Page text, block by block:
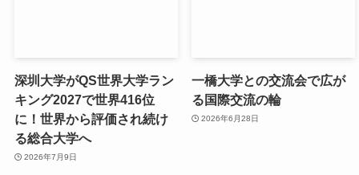
深圳大学がQS世界大学ラン
キング2027で世界416位
に！世界から評価され続け
る総合大学へ
2026年7月9日
一橋大学との交流会で広が
る国際交流の輪
2026年6月28日